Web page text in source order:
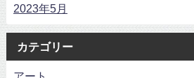
2023年5月
カテゴリー
アート